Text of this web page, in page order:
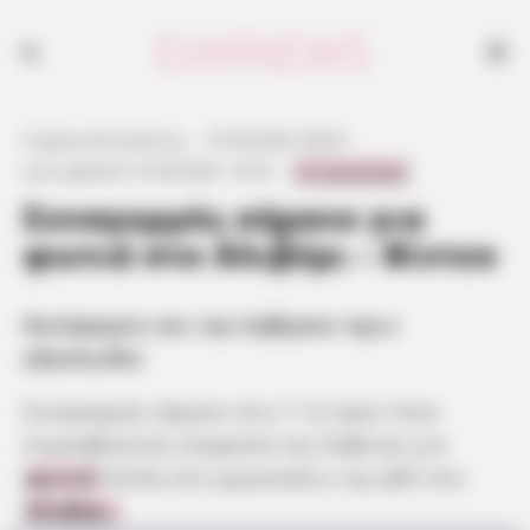
Συναγερμός σήμανε για
φωτιά στο Αλιβέρι – Βίντεο
Κατάφεραν και την έσβησαν πριν
φωτιά
Αλιβέρι.